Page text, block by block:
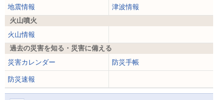
地震情報
津波情報
火山噴火
火山情報
過去の災害を知る・災害に備える
災害カレンダー
防災手帳
防災速報